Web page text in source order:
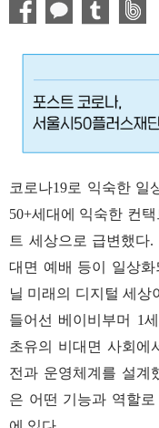
코로나19로 익숙한 일
50+세대에 익숙한 컨
트 세상으로 급변했다
대면 예배 등이 일상
닐 미래의 디지털 세상
들어선 베이비부머 1
초유의 비대면 사회에
전과 운영체계를 설계
은 어떤 기능과 역할